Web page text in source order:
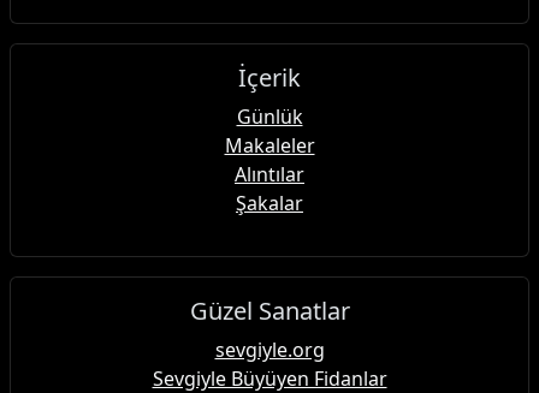
İçerik
Günlük
Makaleler
Alıntılar
Şakalar
Güzel Sanatlar
sevgiyle.org
Sevgiyle Büyüyen Fidanlar